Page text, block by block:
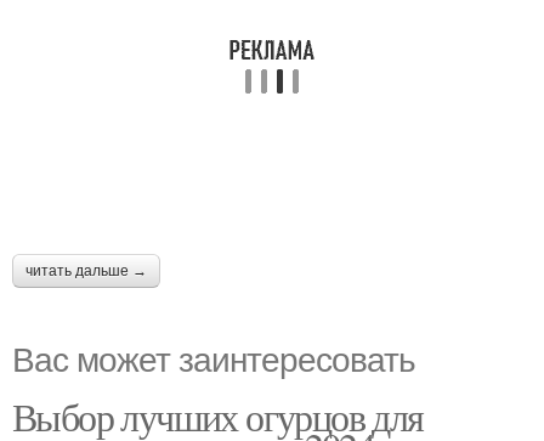
читать дальше →
Вас может заинтересовать
Выбор лучших огурцов для